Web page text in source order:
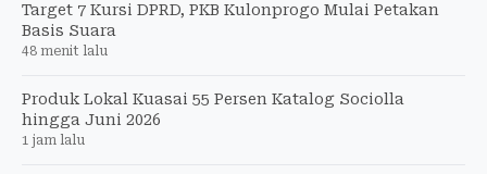
Target 7 Kursi DPRD, PKB Kulonprogo Mulai Petakan
Basis Suara
48 menit lalu
Produk Lokal Kuasai 55 Persen Katalog Sociolla
hingga Juni 2026
1 jam lalu